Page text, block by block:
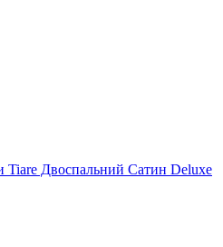
Tiare Двоспальний Сатин Deluxe